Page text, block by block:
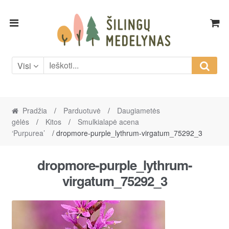
Skip
Skip
Visi
Pradžia / Parduotuvė /
Daugiametės
gėlės
/ Kitos /
Smulkialapė acena
‘Purpurea’
/ dropmore-purple_lythrum-virgatum_75292_3
dropmore-purple_lythrum-
virgatum_75292_3